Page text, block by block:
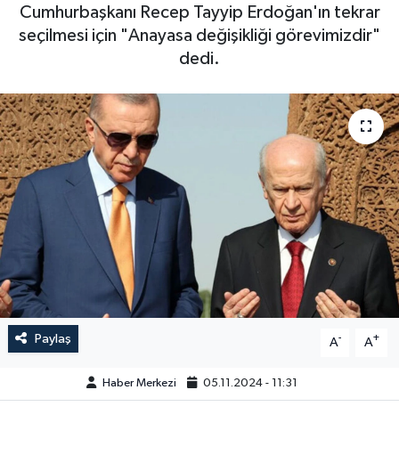
Cumhurbaşkanı Recep Tayyip Erdoğan'ın tekrar
seçilmesi için "Anayasa değişikliği görevimizdir"
dedi.
Paylaş A- A+
Haber Merkezi 05.11.2024 - 11:31